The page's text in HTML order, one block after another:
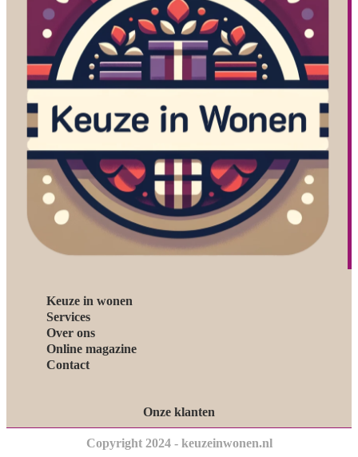
Keuze in wonen
Services
Over ons
Online magazine
Contact
Onze klanten
Copyright 2024 - keuzeinwonen.nl